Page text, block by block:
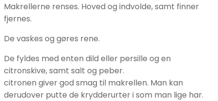
Makrellerne renses. Hoved og indvolde, samt finner
fjernes.
De vaskes og gøres rene.
De fyldes med enten dild eller persille og en
citronskive, samt salt og peber.
citronen giver god smag til makrellen. Man kan
derudover putte de krydderurter i som man lige har.